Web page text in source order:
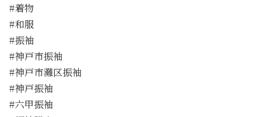
#着物
#和服
#振袖
#神戸市振袖
#神戸市灘区振袖
#神戸振袖
#六甲振袖